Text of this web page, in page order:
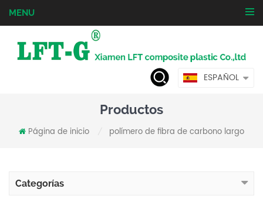
MENU
ESPAÑOL
Productos
Página de inicio polímero de fibra de carbono largo
Categorías